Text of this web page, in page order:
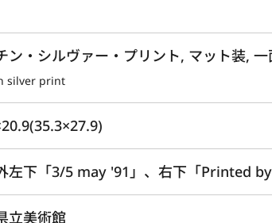
ン・シルヴァー・プリント, マット装, 一
silver print
左下「3/5 may '91」、右下「Printed by
立美術館